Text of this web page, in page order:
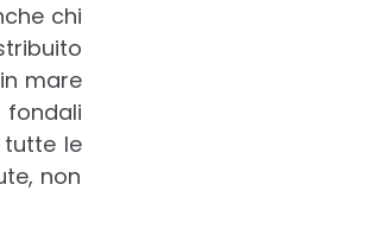
chi
mare
fondali
le
non